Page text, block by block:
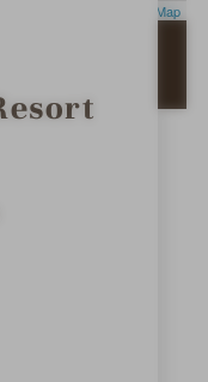
OpenStreetMap
GOOGLE